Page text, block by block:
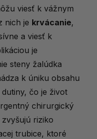
viesť k vážnym
nich je krvácanie,
a viesť k
je
steny žalúdka
k úniku obsahu
čo je život
chirurgický
riziko
trubice, ktoré